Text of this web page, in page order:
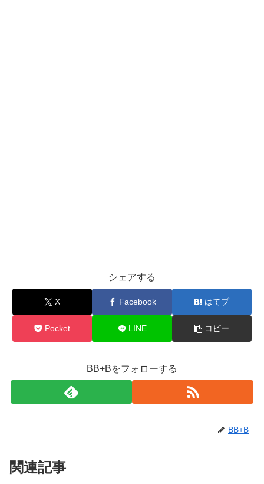
シェアする
X Facebook はてブ
Pocket LINE コピー
BB+Bをフォローする
BB+B
関連記事